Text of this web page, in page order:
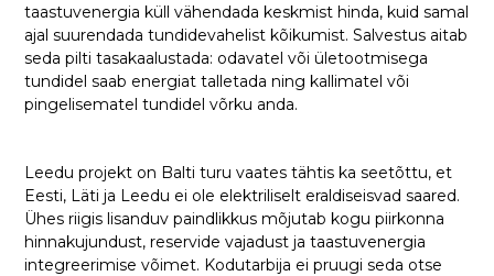
taastuvenergia küll vähendada keskmist hinda, kuid samal
ajal suurendada tundidevahelist kõikumist. Salvestus aitab
seda pilti tasakaalustada: odavatel või ületootmisega
tundidel saab energiat talletada ning kallimatel või
pingelisematel tundidel võrku anda.
Leedu projekt on Balti turu vaates tähtis ka seetõttu, et
Eesti, Läti ja Leedu ei ole elektriliselt eraldiseisvad saared.
Ühes riigis lisanduv paindlikkus mõjutab kogu piirkonna
hinnakujundust, reservide vajadust ja taastuvenergia
integreerimise võimet. Kodutarbija ei pruugi seda otse